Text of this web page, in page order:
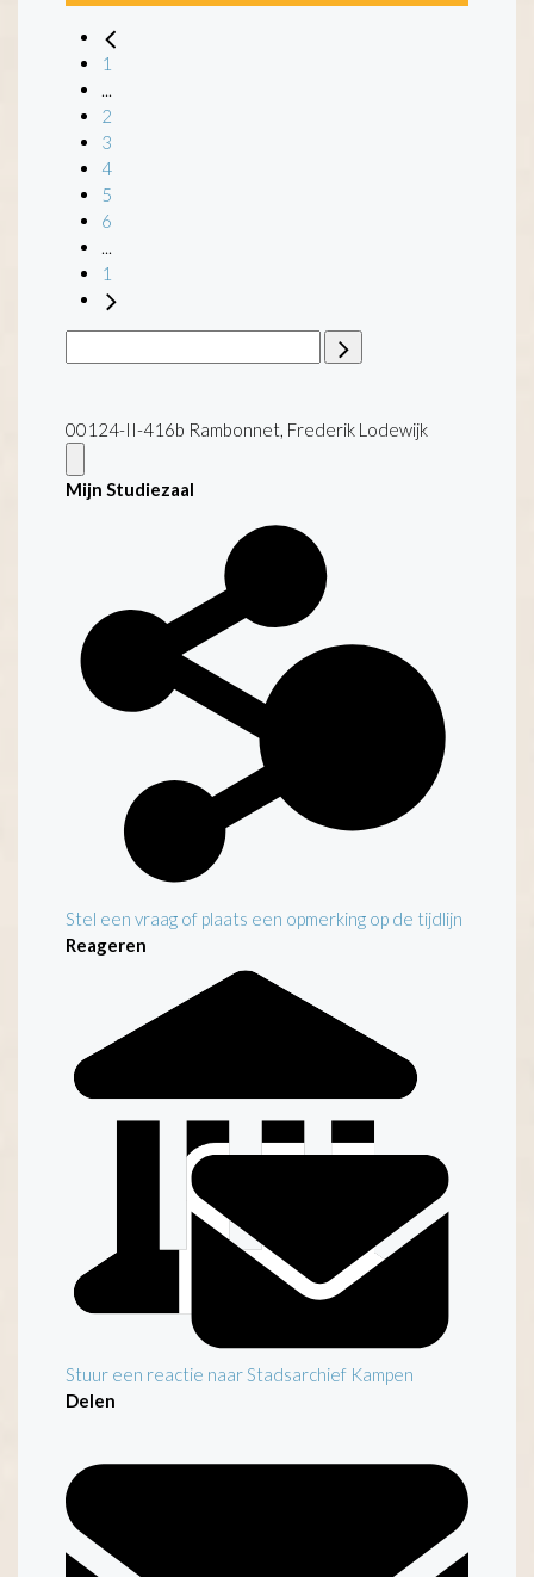
1
2
3
4
5
6
1
00124-II-416b Rambonnet, Frederik Lodewijk
Mijn Studiezaal
Stel een vraag of plaats een opmerking op de tijdlijn
Reageren
Stuur een reactie naar Stadsarchief Kampen
Delen